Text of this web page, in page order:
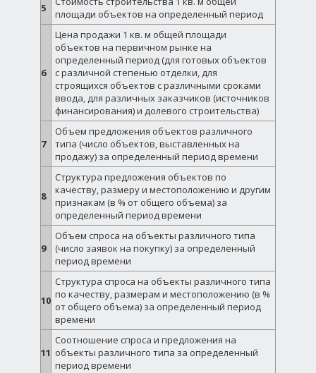
5
площади объектов на определенный период
6
Цена продажи 1 кв. м общей площади
объектов на первичном рынке на
определенный период (для готовых объектов
с различной степенью отделки, для
строящихся объектов с различными сроками
ввода, для различных заказчиков (источников
финансирования) и долевого строительства)
7
Объем предложения объектов различного
типа (число объектов, выставленных на
продажу) за определенный период времени
8
Структура предложения объектов по
качеству, размеру и местоположению и другим
признакам (в % от общего объема) за
определенный период времени
9
Объем спроса на объекты различного типа
(число заявок на покупку) за определенный
период времени
10
Структура спроса на объекты различного типа
по качеству, размерам и местоположению (в %
от общего объема) за определенный период
времени
11
Соотношение спроса и предложения на
объекты различного типа за определенный
период времени